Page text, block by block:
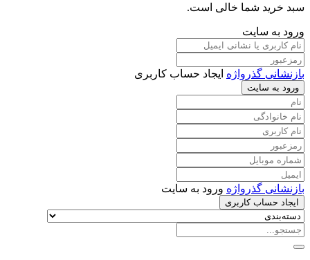
سبد خرید شما خالی است.
ورود به سایت
بازنشانی گذرواژه ایجاد حساب کاربری
ورود به سایت
بازنشانی گذرواژه ورود به سایت
ایجاد حساب کاربری